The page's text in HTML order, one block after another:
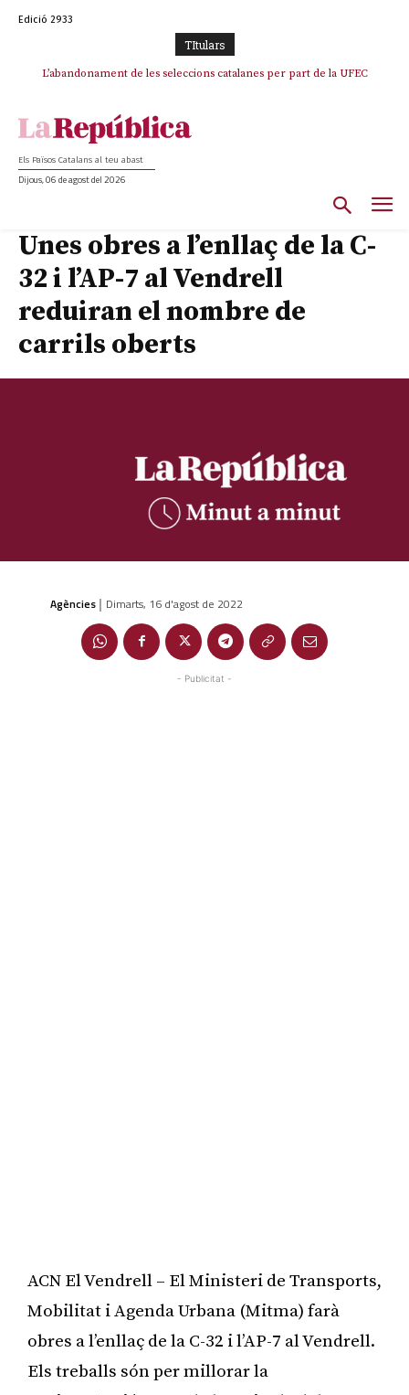
Edició 2933
TItulars
L’abandonament de les seleccions catalanes per part de la UFEC
Els Països Catalans al teu abast
Dijous, 06 de agost del 2026
Unes obres a l’enllaç de la C-
32 i l’AP-7 al Vendrell
reduiran el nombre de
carrils oberts
Agències | Dimarts, 16 d'agost de 2022
- Publicitat -
ACN El Vendrell – El Ministeri de Transports,
Mobilitat i Agenda Urbana (Mitma) farà
obres a l’enllaç de la C-32 i l’AP-7 al Vendrell.
Els treballs són per millorar la